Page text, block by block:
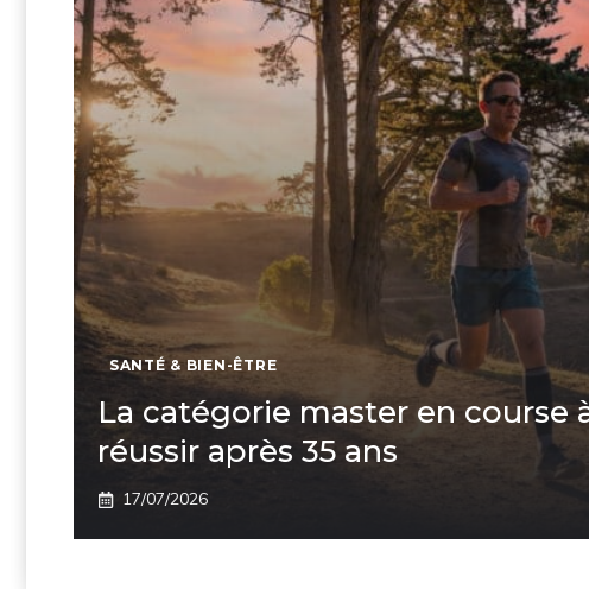
SANTÉ & BIEN-ÊTRE
La catégorie master en course
réussir après 35 ans
17/07/2026